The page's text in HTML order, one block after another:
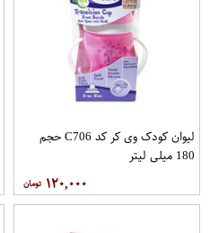
لیوان کودک وی کر کد C706 حجم
180 میلی لیتر
۱۲۰,۰۰۰